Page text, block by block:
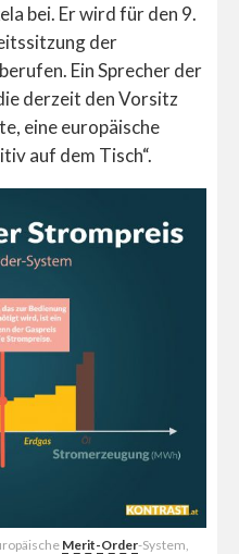
bei. Er wird für den 9.
der
Ein Sprecher der
derzeit den Vorsitz
eine europäische
auf dem Tisch“.
Merit-Order-System,